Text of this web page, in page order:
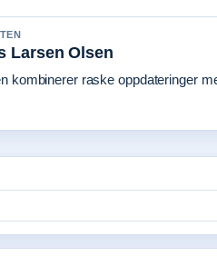
Larsen Olsen
kombinerer raske oppdateringer